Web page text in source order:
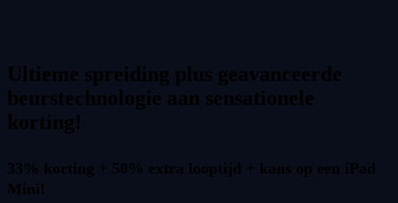
Ultieme spreiding plus geavanceerde
beurstechnologie aan sensationele
korting!
33% korting + 50% extra looptijd + kans op een iPad
Mini!